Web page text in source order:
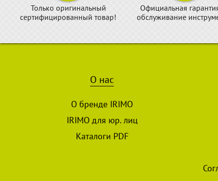
Только оригинальный
сертифицированный товар!
Официальная
обслуживание
О нас
О бренде IRIMO
IRIMO для юр. лиц
Каталоги PDF